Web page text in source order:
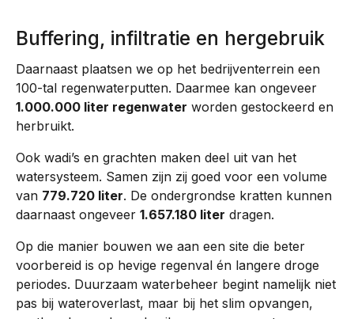
Buffering, infiltratie en hergebruik
Daarnaast plaatsen we op het bedrijventerrein een
100-tal regenwaterputten. Daarmee kan ongeveer
1.000.000 liter regenwater worden gestockeerd en
herbruikt.
Ook wadi’s en grachten maken deel uit van het
watersysteem. Samen zijn zij goed voor een volume
van 779.720 liter. De ondergrondse kratten kunnen
daarnaast ongeveer 1.657.180 liter dragen.
Op die manier bouwen we aan een site die beter
voorbereid is op hevige regenval én langere droge
periodes. Duurzaam waterbeheer begint namelijk niet
pas bij wateroverlast, maar bij het slim opvangen,